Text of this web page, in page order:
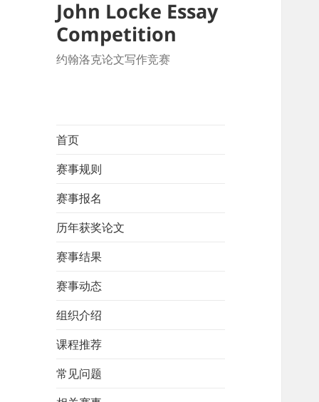
John Locke Essay
Competition
约翰洛克论文写作竞赛
首页
赛事规则
赛事报名
历年获奖论文
赛事结果
赛事动态
组织介绍
课程推荐
常见问题